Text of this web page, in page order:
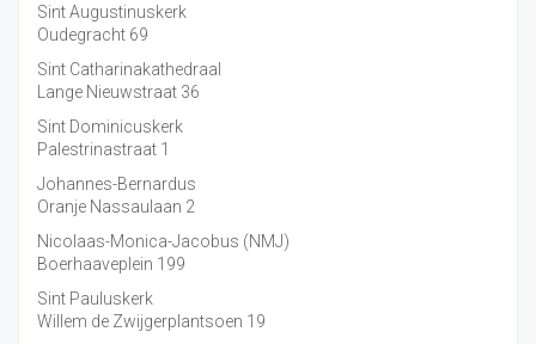
Sint Augustinuskerk
Oudegracht 69
Sint Catharinakathedraal
Lange Nieuwstraat 36
Sint Dominicuskerk
Palestrinastraat 1
Johannes-Bernardus
Oranje Nassaulaan 2
Nicolaas-Monica-Jacobus (NMJ)
Boerhaaveplein 199
Sint Pauluskerk
Willem de Zwijgerplantsoen 19